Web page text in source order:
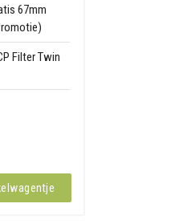
67mm
Filter Twin